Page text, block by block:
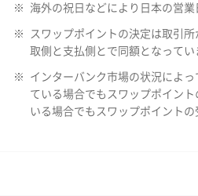
※ 海外の祝日などにより日本の営業
※
スワップポイントの決定は取引
取側と支払側とで同額となってい
※
インターバンク市場の状況によっ
ている場合でもスワップポイント
いる場合でもスワップポイントの